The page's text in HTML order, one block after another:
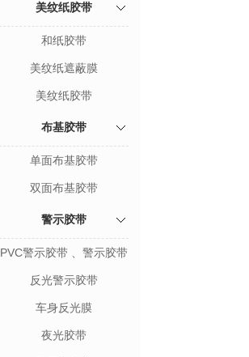
美纹纸胶带
和纸胶带
美纹纸遮蔽膜
美纹纸胶带
布基胶带
单面布基胶带
双面布基胶带
警示胶带
PVC警示胶带 、警示胶带
反光警示胶带
车身反光膜
夜光胶带